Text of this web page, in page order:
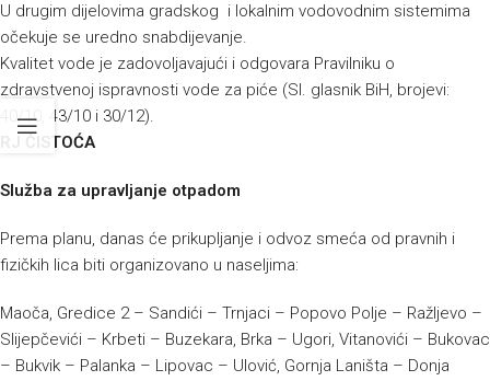
U drugim dijelovima gradskog i lokalnim vodovodnim sistemima
očekuje se uredno snabdijevanje.
Kvalitet vode je zadovoljavajući i odgovara Pravilniku o
zdravstvenoj ispravnosti vode za piće (Sl. glasnik BiH, brojevi:
40/10, 43/10 i 30/12).
RJ ČISTOĆA
Služba za upravljanje otpadom
Prema planu, danas će prikupljanje i odvoz smeća od pravnih i
fizičkih lica biti organizovano u naseljima:
Maoča, Gredice 2 – Sandići – Trnjaci – Popovo Polje – Ražljevo –
Slijepčevići – Krbeti – Buzekara, Brka – Ugori, Vitanovići – Bukovac
– Bukvik – Palanka – Lipovac – Ulović, Gornja Laništa – Donja